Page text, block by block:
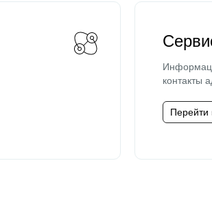
контакты
Перейти